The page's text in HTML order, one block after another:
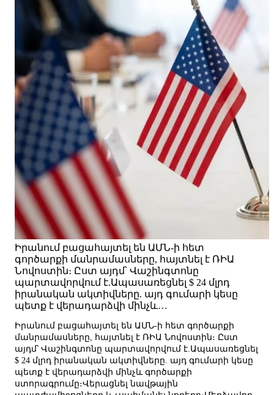
Իրանում բացահայտել են ԱՄՆ-ի հետ
գործարքի մանրամասները, հայտնել է ՌԻԱ
Նովոստին։ Ըստ այդմ՝ Վաշինգտոնը
պարտավորվում է.Ապասառեցնել $ 24 մլրդ
իրանական ակտիվները. այդ գումարի կեսը
պետք է վերադարձվի մինչև…
Իրանում բացահայտել են ԱՄՆ-ի հետ գործարքի
մանրամասները, հայտնել է ՌԻԱ Նովոստին։ Ըստ
այդմ՝ Վաշինգտոնը պարտավորվում է.Ապասառեցնել
$ 24 մլրդ իրանական ակտիվները. այդ գումարի կեսը
պետք է վերադարձվի մինչև գործարքի
ստորագրումը։Վերացնել նավթային